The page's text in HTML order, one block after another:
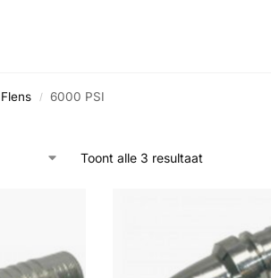
Flens / 6000 PSI
Toont alle 3 resultaat